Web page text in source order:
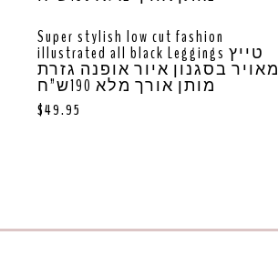
Super stylish low cut fashion
illustrated all black Leggings טייץ
מאויר בסגנון איור אופנה גזרת
מותן אורך מלא 190ש”ח
$49.95